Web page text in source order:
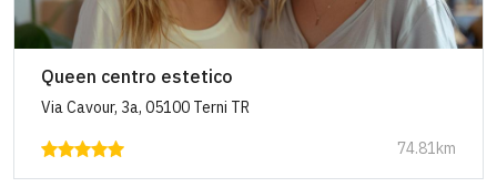
Queen centro estetico
Via Cavour, 3a, 05100 Terni TR
74.81km